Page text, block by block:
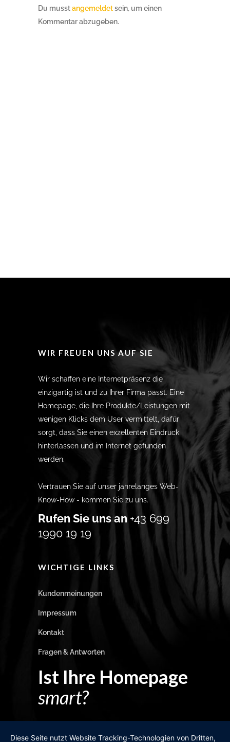
Du musstangemeldetsein, um einen
Kommentar abzugeben.
WIR FREUEN UNS AUF SIE
Wir schaffen eine Internetpräsenz die
einzigartig ist und zu Ihrer Firma passt. Eine
Homepage, die Ihre Produkte/Leistungen mit
wenigen Klicks dem User vermittelt, dafür
sorgt, dass Sie einen exzellenten Eindruck
hinterlassen und im Internet gefunden
werden.
Vertrauen Sie auf unser jahrelanges Web-
Know-How - kommen Sie zu uns.
Rufen Sie uns an +43 699
1990 19 19
WICHTIGE LINKS
Kundenmeinungen
Impressum
Kontakt
Fragen & Antworten
Ist Ihre Homepage
smart?
Diese Seite nutzt Website Tracking-Technologien von Dritten,